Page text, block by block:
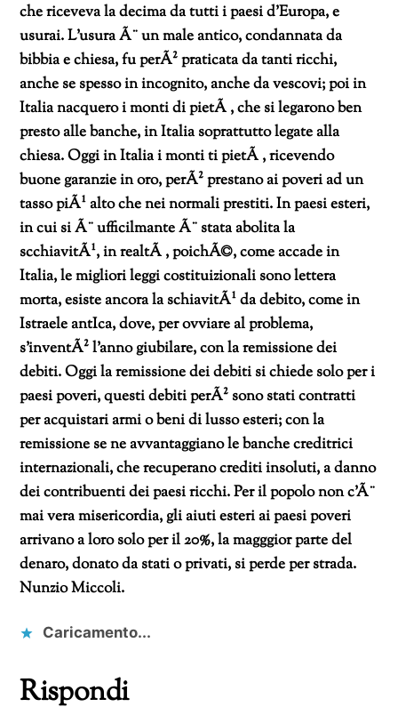
che riceveva la decima da tutti i paesi d’Europa, e
usurai.L’usura Ã¨ un male antico, condannata da
bibbia e chiesa, fu perÃ² praticata da tanti ricchi,
anche se spesso in incognito, anche da vescovi; poi in
Italia nacquero i monti di pietÃ , che si legarono ben
presto alle banche, in Italia soprattutto legate alla
chiesa. Oggi in Italia i monti ti pietÃ , ricevendo
buone garanzie in oro, perÃ² prestano ai poveri ad un
tasso piÃ¹ alto che nei normali prestiti.In paesi esteri,
in cui si Ã¨ ufficilmante Ã¨ stata abolita la
scchiavitÃ¹, in realtÃ , poichÃ©, come accade in
Italia, le migliori leggi costituizionali sono lettera
morta, esiste ancora la schiavitÃ¹ da debito, come in
Istraele antIca, dove, per ovviare al problema,
s’inventÃ² l’anno giubilare, con la remissione dei
debiti.Oggi la remissione dei debiti si chiede solo per i
paesi poveri, questi debiti perÃ² sono stati contratti
per acquistari armi o beni di lusso esteri; con la
remissione se ne avvantaggiano le banche creditrici
internazionali, che recuperano crediti insoluti, a danno
dei contribuenti dei paesi ricchi.Per il popolo non c’Ã¨
mai vera misericordia, gli aiuti esteri ai paesi poveri
arrivano a loro solo per il 20%, la magggior parte del
denaro, donato da stati o privati, si perde per strada.
Nunzio Miccoli.
Caricamento...
Rispondi